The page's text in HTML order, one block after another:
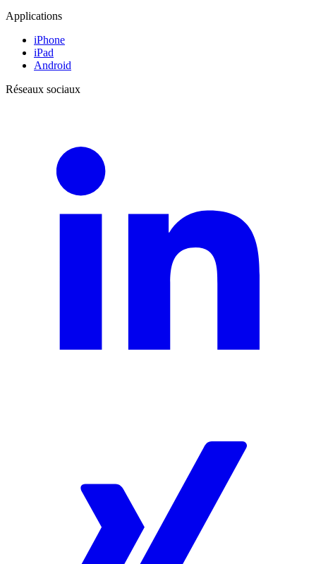
Applications
iPhone
iPad
Android
Réseaux sociaux